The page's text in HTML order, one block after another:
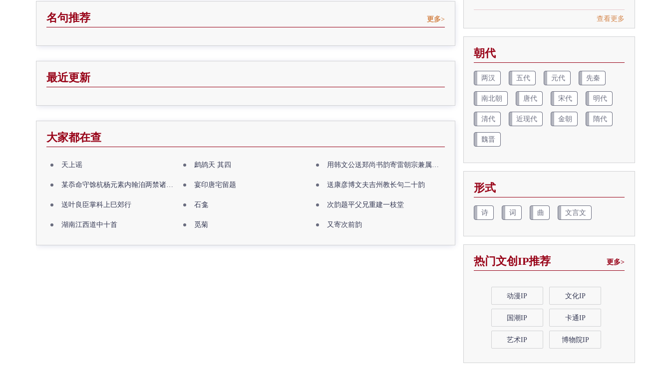
名句推荐 更多>
最近更新
大家都在查
天上谣 鹧鸪天 其四 用韩文公送郑尚书韵寄雷朝宗兼属欧阳全真
某忝命守馀杭杨元素内翰洎两禁诸公出祖佛寺 宴印唐宅留题 送康彦博文夫吉州教长句二十韵
送叶良臣掌科上巳郊行 石龛 次韵题平父兄重建一枝堂
湖南江西道中十首 觅菊 又寄次前韵
查看更多
朝代
两汉 五代 元代 先秦
南北朝 唐代 宋代 明代
清代 近现代 金朝 隋代
魏晋
形式
诗 词 曲 文言文
热门文创IP推荐 更多>
动漫IP 文化IP
国潮IP 卡通IP
艺术IP 博物院IP